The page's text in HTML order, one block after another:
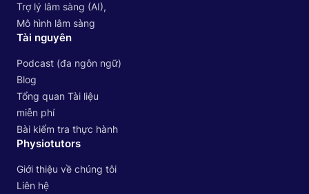
Trợ lý lâm sàng (AI),
Mô hình lâm sàng
Tài nguyên
Podcast (đa ngôn ngữ)
Blog
Tổng quan Tài liệu
miễn phí
Bài kiểm tra thực hành
Physiotutors
Giới thiệu về chúng tôi
Liên hệ